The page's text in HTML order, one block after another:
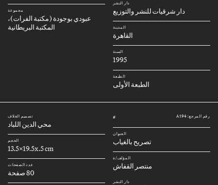
دار النشر
دار شرقيات للنشر والتوزيع
المدينة
القاهرة
السنة
1995
الطبعة
الطبعة الأولى
مجموعة
عبودي بوجودة (مكتبة الفرات)،
المكتبة البريطانية
رقم المرجع: A194 #
العنوان
تصريح بالغياب
المؤلف/ة
منتصر القفاش
دار النشر
تصميم الغلاف
محي الدين اللباد
الحجم
13.5x19.5x.5 cm
عدد الصفحات
80 صفحة